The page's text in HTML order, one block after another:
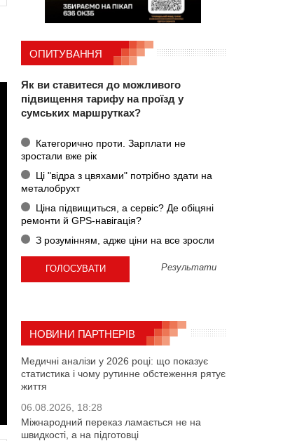
ОПИТУВАННЯ
Як ви ставитеся до можливого
підвищення тарифу на проїзд у
сумських маршрутках?
Категорично проти. Зарплати не
зростали вже рік
Ці "відра з цвяхами" потрібно здати на
металобрухт
Ціна підвищиться, а сервіс? Де обіцяні
ремонти й GPS-навігація?
З розумінням, адже ціни на все зросли
Результати
НОВИНИ ПАРТНЕРІВ
Медичні аналізи у 2026 році: що показує
статистика і чому рутинне обстеження рятує
життя
06.08.2026, 18:28
Міжнародний переказ ламається не на
швидкості, а на підготовці